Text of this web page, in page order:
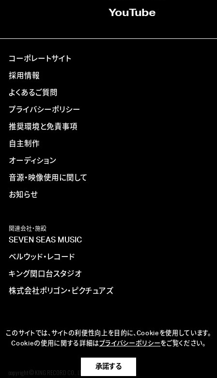
YouTube
コーポレートサイト
採用情報
よくあるご質問
プライバシーポリシー
推奨環境と免責事項
自主制作
オーディション
音源・映像使用に関して
お知らせ
関連会社・施設
SEVEN SEAS MUSIC
ベルウッド・レコード
キング関口台スタジオ
株式会社ポリゴン・ピクチュアズ
copyright © KING RECORD CO., LTD. ALL RIGHTS RESERVED.
このサイトでは、サイトの利便性向上を目的に、Cookieを使用しています。
Cookieの使用に関する詳細はプライバシーポリシーをご覧ください。
承諾する